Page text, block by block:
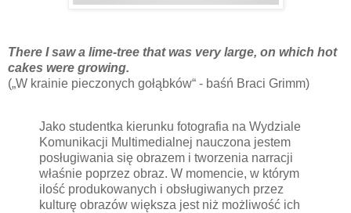
There I saw a lime-tree that was very large, on which hot
cakes were growing.
(„W krainie pieczonych gołąbków“ - baśń Braci Grimm)
Jako studentka kierunku fotografia na Wydziale
Komunikacji Multimedialnej nauczona jestem
posługiwania się obrazem i tworzenia narracji
właśnie poprzez obraz. W momencie, w którym
ilość produkowanych i obsługiwanych przez
kulturę obrazów większa jest niż możliwość ich